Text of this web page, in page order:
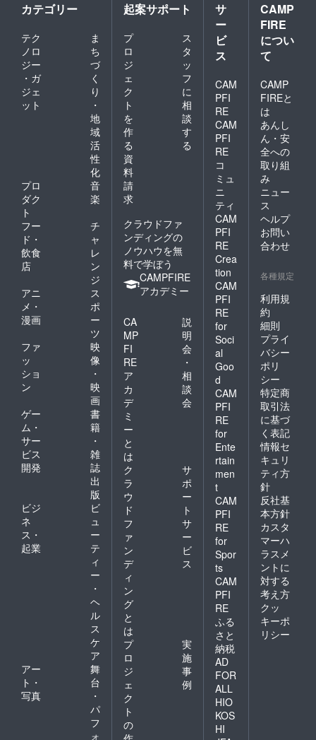
カテゴリー
テク
ノロ
ジー
・ガ
ジェ
ット
ま
ち
づ
く
り
・
地
域
活
性
化
プロ
ダク
ト
音
楽
フー
ド・
飲食
店
チ
ャ
レ
ン
ジ
アニ
メ・
漫画
ス
ポ
ー
ツ
ファ
ッ
ショ
ン
映
像
・
映
画
ゲー
ム・
サー
ビス
開発
書
籍
・
雑
誌
出
版
ビジ
ネ
ス・
起業
ビ
ュ
ー
テ
ィ
ー
・
ヘ
ル
ス
ケ
ア
アー
ト・
写真
舞
台
・
パ
フ
ォ
起案サポート
プ
ロ
ジ
ェ
ク
ト
を
作
る
ス
タ
ッ
フ
に
相
談
す
る
資
料
請
求
クラウドファ
ンディングの
ノウハウを無
料で学ぼう
CAMPFIRE
アカデミー
CA
MP
FI
RE
ア
カ
デ
ミ
ー
と
は
説
明
会
・
相
談
会
ク
ラ
ウ
ド
フ
ァ
ン
デ
ィ
ン
グ
と
は
サ
ポ
ー
ト
サ
ー
ビ
ス
プ
ロ
ジ
ェ
ク
ト
の
実
施
事
例
サ
ー
ビ
ス
CAM
PFI
RE
CAM
PFI
RE
コ
ミュ
ニ
ティ
CAM
PFI
RE
Crea
tion
CAM
PFI
RE
for
Soci
al
Goo
d
CAM
PFI
RE
for
Ente
rtain
men
t
CAM
PFI
RE
for
Spor
ts
CAM
PFI
RE
ふる
さと
納税
AD
FOR
ALL
HIO
KOS
HI
CAMP
FIRE
につい
て
CAMP
FIREと
は
あんし
ん・安
全への
取り組
み
ニュー
ス
ヘルプ
お問い
合わせ
各種規定
利用規
約
細則
プライ
バシー
ポリ
シー
特定商
取引法
に基づ
く表記
情報セ
キュリ
ティ方
針
反社基
本方針
カスタ
マーハ
ラスメ
ントに
対する
考え方
クッ
キーポ
リシー